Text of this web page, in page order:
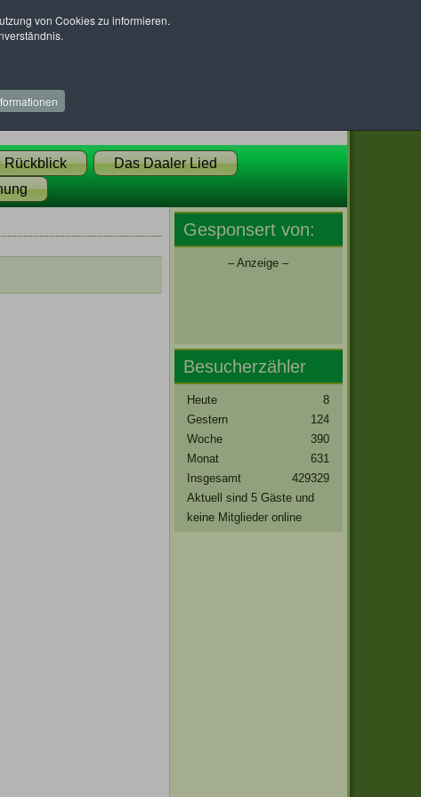
Rückblick
Das Daaler Lied
Gesponsert von:
– Anzeige –
Besucherzähler
Heute
8
Gestern
124
Woche
390
Monat
631
Insgesamt
429329
Aktuell sind 5 Gäste und
keine Mitglieder online
von Cookies zu informieren.